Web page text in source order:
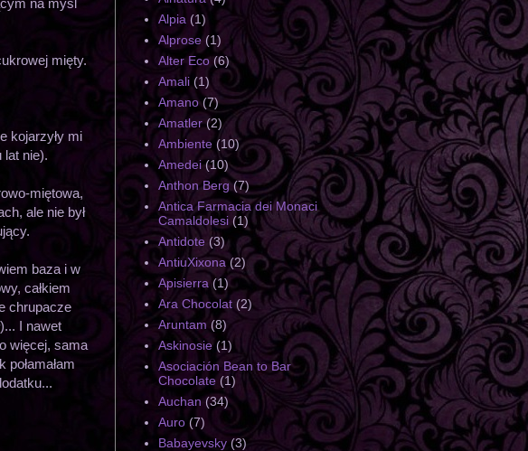
mięty.
kojarzyły mi
lat nie).
miętowa,
ale nie był
baza i w
całkiem
chrupacze
I nawet
więcej, sama
Alpia (1)
Alprose (1)
Alter Eco (6)
Amali (1)
Amano (7)
Amatler (2)
Ambiente (10)
Amedei (10)
Anthon Berg (7)
Antica Farmacia dei Monaci
Camaldolesi (1)
Antidote (3)
AntiuXixona (2)
Apisierra (1)
Ara Chocolat (2)
Aruntam (8)
Askinosie (1)
Asociación Bean to Bar
Chocolate (1)
Auchan (34)
Auro (7)
Babayevsky (3)